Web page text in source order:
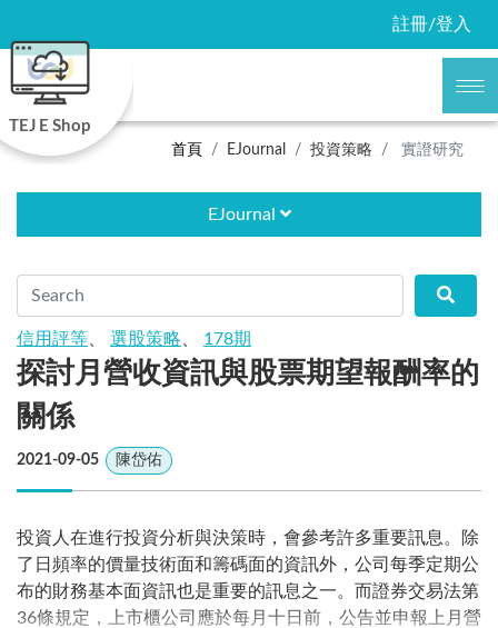
註冊/登入
TEJ E Shop
首頁
EJournal 投資策略 實證研究
EJournal
信用評等 選股策略 178期
探討月營收資訊與股票期望報酬率的
關係
2021-09-05 陳岱佑
投資人在進行投資分析與決策時，會參考許多重要訊息。除
了日頻率的價量技術面和籌碼面的資訊外，公司每季定期公
布的財務基本面資訊也是重要的訊息之一。而證券交易法第
36條規定，上市櫃公司應於每月十日前，公告並申報上月營